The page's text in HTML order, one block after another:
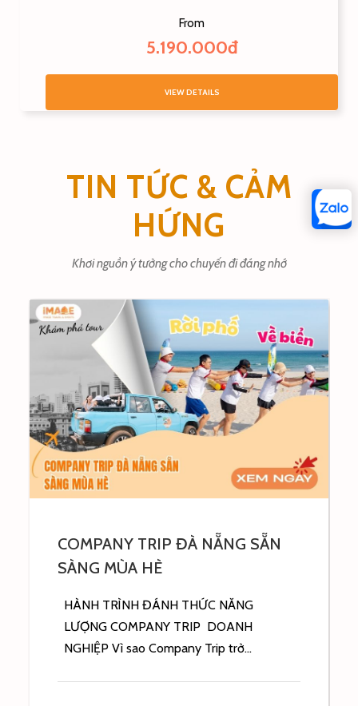
From
5.190.000đ
VIEW DETAILS
TIN TỨC & CẢM
HỨNG
Khơi nguồn ý tưởng cho chuyến đi đáng nhớ
Chi phí tổ chức Company Trip Nha
Trang: Tự túc hay Book tour tiết
Vì sao doanh nghiệp thường “đau đầu” khi
tính chi phí Company Trip? Company